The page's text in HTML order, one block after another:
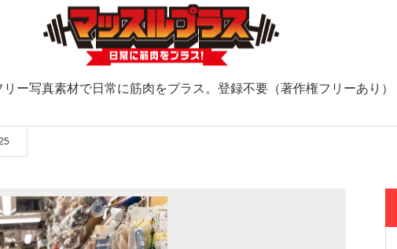
ー写真素材で日常に筋肉をプラス。登録不要（著作権フリーあり）